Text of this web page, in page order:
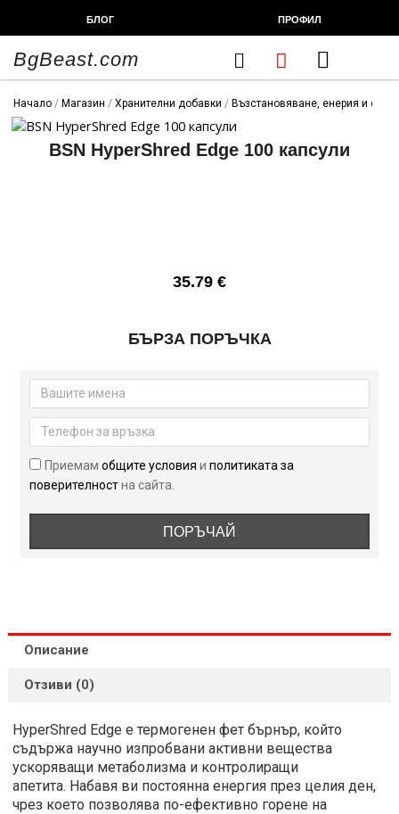
БЛОГ ПРОФИЛ
BgBeast.com Cart
Начало / Магазин / Хранителни добавки / Възстановяване, енерия и сила
BSN HyperShred Edge 100 капсули
35.79 €
HyperShred
Edge
100
капсули
БЪРЗА ПОРЪЧКА
Приемамобщите условияиполитиката за
поверителностна сайта.
ПОРЪЧАЙ
Описание
Отзиви (0)
HyperShred Edge е термогенен фет бърнър, който
съдържа научно изпробвани активни вещества
ускоряващи метаболизма и контролиращи
апетита. Набавя ви постоянна енергия през целия ден,
чрез което позволява по-ефективно горене на